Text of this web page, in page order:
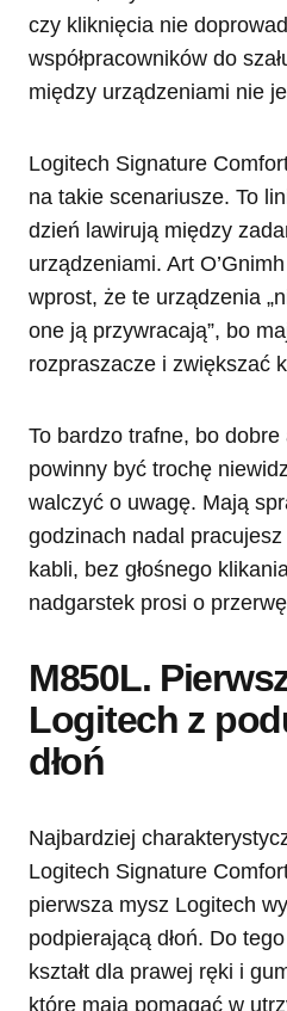
czy kliknięcia nie
współpracowników do
między urządzeniami nie
Logitech Signature
na takie scenariusze. To
dzień lawirują między
urządzeniami. Art
wprost, że te urządzenia
one ją przywracają”, bo
rozpraszacze i zwiększać
To bardzo trafne, bo
powinny być trochę
walczyć o uwagę. Mają
godzinach nadal
kabli, bez głośnego
nadgarstek prosi o
M850L.
Logitech z
dłoń
Najbardziej
Logitech Signature
pierwsza mysz Logitech
podpierającą dłoń. Do
kształt dla prawej ręki i
które mają pomagać w